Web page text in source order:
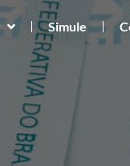
Simule